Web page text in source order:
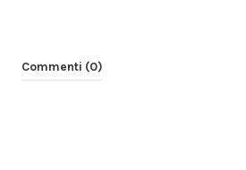
Commenti (0)